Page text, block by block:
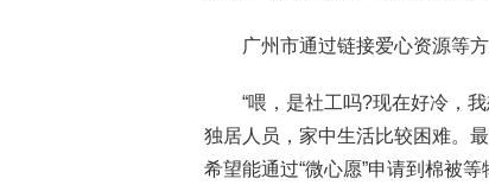
广州市通过链接爱心资源等
“喂，是社工吗?现在好冷，
独居人员，家中生活比较困难。
希望能通过“微心愿”申请到棉被